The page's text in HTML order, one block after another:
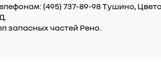
(495) 737-89-98 Тушино,
запасных частей Рено.